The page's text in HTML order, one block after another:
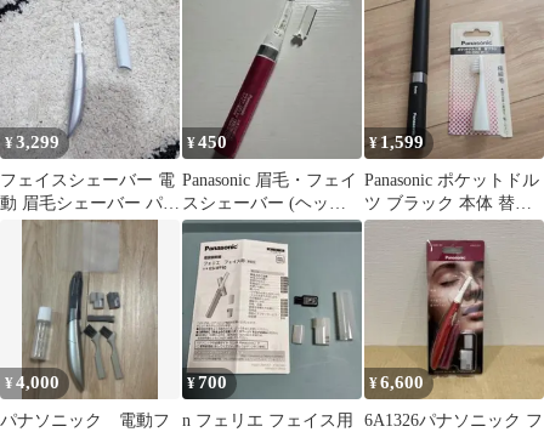
コーム ESWF40W7797-
2s ※本体別売
¥3,299
フェイスシェーバー 電
動 眉毛シェーバー パナ
ソニック フェリエ 顔そ
¥450
Panasonic 眉毛・フェイ
スシェーバー (ヘッド
破損)
¥1,599
Panasonic ポケットドル
ツ ブラック 本体 替ブ
ラシ付き
¥4,000
パナソニック 電動フ
¥700
n フェリエ フェイス用
¥6,600
6A1326パナソニック フ